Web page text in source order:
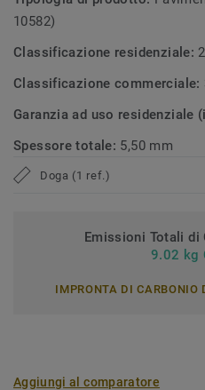
10582)
Classificazione residenziale:
Classificazione commerciale:
Garanzia ad uso residenziale
Spessore totale: 5,50 mm
Doga (1 ref.)
Emissioni Totali
9.02 kg
IMPRONTA DI CARBONIO
Aggiungi al comparatore